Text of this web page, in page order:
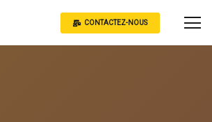
CONTACTEZ-NOUS